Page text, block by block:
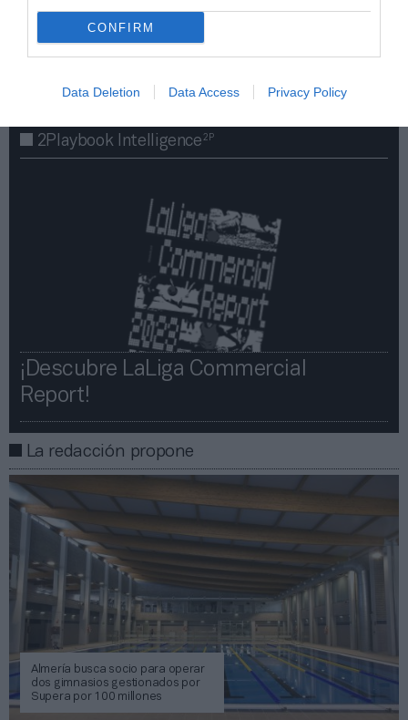
CONFIRM
Data Deletion Data Access Privacy Policy
¡Haz click aquí y accede sin límites a contenidos
y eventos para Socios!​​​​​​​
2Playbook Intelligence2P
¡Descubre LaLiga Commercial
Report!​​
La redacción propone
Almería busca socio para operar
dos gimnasios gestionados por
Supera por 100 millones